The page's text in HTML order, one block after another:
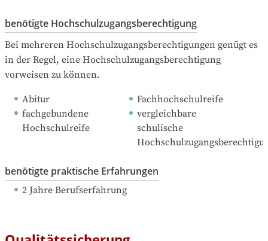
benötigte Hochschulzugangsberechtigung
Bei mehreren Hochschulzugangsberechtigungen genügt es
in der Regel, eine Hochschulzugangsberechtigung
vorweisen zu können.
Abitur
Fachhochschulreife
fachgebundene
Hochschulreife
vergleichbare
schulische
benötigte praktische Erfahrungen
2 Jahre Berufserfahrung